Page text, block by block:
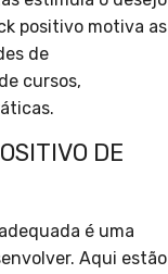
positivo motiva as
de
cursos,
DE
é uma
Aqui estão